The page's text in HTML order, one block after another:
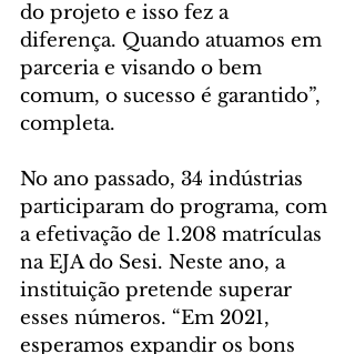
do projeto e isso fez a
diferença. Quando atuamos em
parceria e visando o bem
comum, o sucesso é garantido”,
completa.
No ano passado, 34 indústrias
participaram do programa, com
a efetivação de 1.208 matrículas
na EJA do Sesi. Neste ano, a
instituição pretende superar
esses números. “Em 2021,
esperamos expandir os bons